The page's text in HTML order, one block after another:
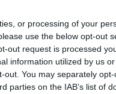
or processing of your
use the below opt-out
out request is processed
information utilized by us
You may separately
parties on the IAB’s list of
un risarcimento di tre